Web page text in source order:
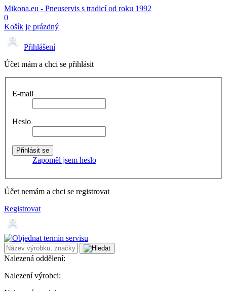
Mikona.eu - Pneuservis s tradicí od roku 1992
0
Košík je prázdný
Přihlášení
Účet mám a chci se přihlásit
E-mail
Heslo
Zapoměl jsem heslo
Účet nemám a chci se registrovat
Registrovat
Nalezená oddělení:
Nalezení výrobci: